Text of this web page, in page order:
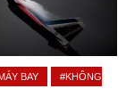
BAY
#KHÔNG